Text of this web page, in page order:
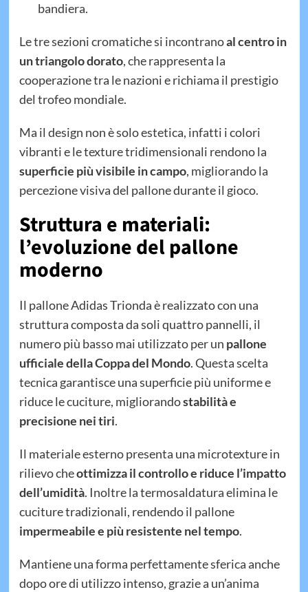
bandiera.
Le tre sezioni cromatiche si incontranoal centro in
un triangolo dorato, che rappresenta la
cooperazione tra le nazioni e richiama il prestigio
del trofeo mondiale.
Ma il design non è solo estetica, infatti i colori
vibranti e le texture tridimensionali rendono la
superficie più visibile in campo, migliorando la
percezione visiva del pallone durante il gioco.
Struttura e materiali:
l’evoluzione del pallone
moderno
Il pallone Adidas Trionda è realizzato con una
struttura composta da soli quattro pannelli, il
numero più basso mai utilizzato per un pallone
ufficiale della Coppa del Mondo. Questa scelta
tecnica garantisce una superficie più uniforme e
riduce le cuciture, migliorandostabilità e
precisione nei tiri.
Il materiale esterno presenta una microtexture in
rilievo cheottimizza il controllo e riduce l’impatto
dell’umidità. Inoltre la termosaldatura elimina le
cuciture tradizionali, rendendo il pallone
impermeabile e più resistente nel tempo.
Mantiene una forma perfettamente sferica anche
dopo ore di utilizzo intenso, grazie a un’anima